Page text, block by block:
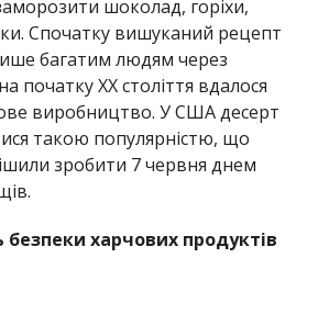
шоколад, горіхи,
Спочатку вишуканий рецепт
багатим людям через
початку XX століття вдалося
виробництво. У США десерт
такою популярністю, що
зробити 7 червня днем
безпеки харчових продуктів